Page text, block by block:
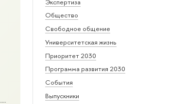
Общество
Свободное общение
Университетская жизнь
Приоритет 2030
Программа развития 2030
События
Выпускники